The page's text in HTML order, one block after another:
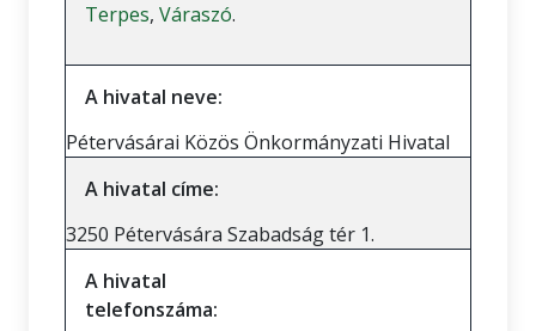
Terpes, Váraszó.
A hivatal neve:
Pétervásárai Közös Önkormányzati Hivatal
A hivatal címe:
3250 Pétervására Szabadság tér 1.
A hivatal
telefonszáma: